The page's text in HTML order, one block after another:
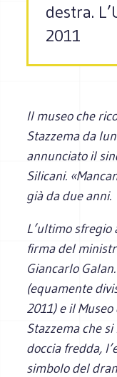
destra.
2011
Il museo che
Stazzema da
annunciato il
Silicani.
già da due anni.
L’ultimo
firma del
Giancarlo
(equamente
2011) e il
Stazzema che
doccia fredda,
simbolo del